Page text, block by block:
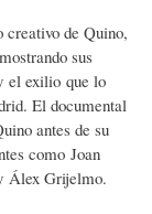
creativo de Quino,
sus
el exilio que lo
El documental
antes de su
como Joan
Álex Grijelmo.